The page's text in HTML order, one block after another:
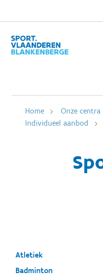
Home Onze centra
Individueel aanbod
Atletiek
Badminton